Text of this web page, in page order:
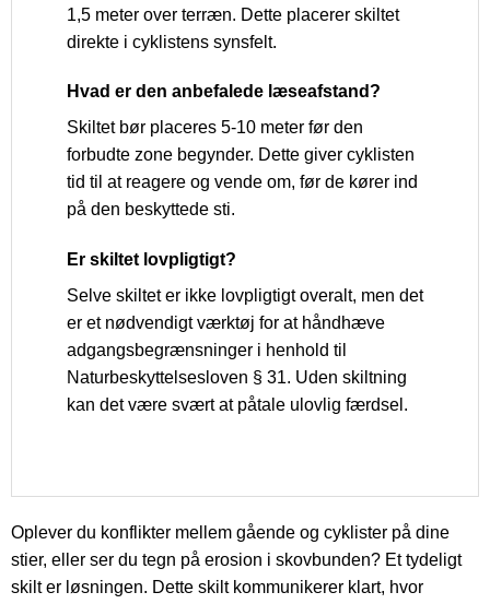
1,5 meter over terræn. Dette placerer skiltet
direkte i cyklistens synsfelt.
Hvad er den anbefalede læseafstand?
Skiltet bør placeres 5-10 meter før den
forbudte zone begynder. Dette giver cyklisten
tid til at reagere og vende om, før de kører ind
på den beskyttede sti.
Er skiltet lovpligtigt?
Selve skiltet er ikke lovpligtigt overalt, men det
er et nødvendigt værktøj for at håndhæve
adgangsbegrænsninger i henhold til
Naturbeskyttelsesloven § 31. Uden skiltning
kan det være svært at påtale ulovlig færdsel.
Oplever du konflikter mellem gående og cyklister på dine
stier, eller ser du tegn på erosion i skovbunden? Et tydeligt
skilt er løsningen. Dette skilt kommunikerer klart, hvor